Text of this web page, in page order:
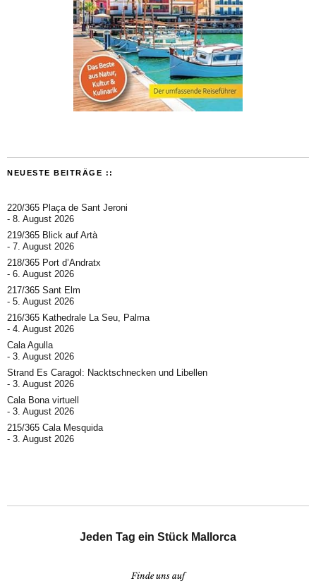
NEUESTE BEITRÄGE ::
220/365 Plaça de Sant Jeroni
8. August 2026
219/365 Blick auf Artà
7. August 2026
218/365 Port d’Andratx
6. August 2026
217/365 Sant Elm
5. August 2026
216/365 Kathedrale La Seu, Palma
4. August 2026
Cala Agulla
3. August 2026
Strand Es Caragol: Nacktschnecken und Libellen
3. August 2026
Cala Bona virtuell
3. August 2026
215/365 Cala Mesquida
3. August 2026
Jeden Tag ein Stück Mallorca
Finde uns auf